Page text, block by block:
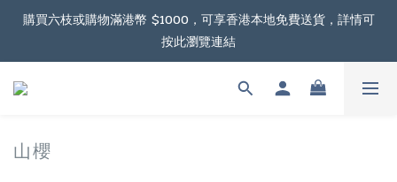
根據香港法律，不得在業務過程中，向未成年人售賣或供應令人醺
醉的酒類。
購買六枝或購物滿港幣 $1000，可享香港本地免費送貨，詳情可
按此瀏覽連結
購物滿港幣 $2000，可享澳門免費送貨，詳情可按此瀏覽連結
根據香港法律，不得在業務過程中，向未成年人售賣或供應令人醺
山櫻